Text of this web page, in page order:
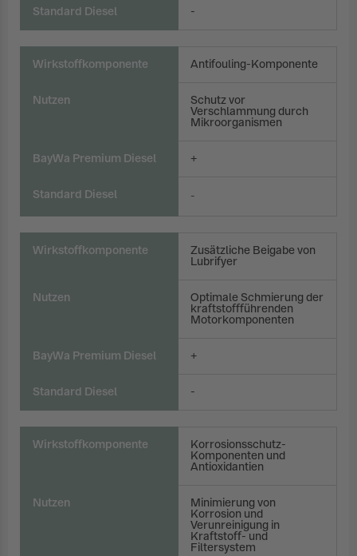
Standard Diesel -
Wirkstoffkomponente Antifouling-Komponente
Nutzen
Schutz vor
Verschlammung durch
Mikroorganismen
BayWa Premium Diesel +
Standard Diesel -
Wirkstoffkomponente
Zusätzliche Beigabe von
Lubrifyer
Nutzen
Optimale Schmierung der
kraftstoffführenden
Motorkomponenten
BayWa Premium Diesel +
Standard Diesel -
Wirkstoffkomponente
Korrosionsschutz-
Komponenten und
Antioxidantien
Nutzen
Minimierung von
Korrosion und
Verunreinigung in
Kraftstoff- und
Filtersystem